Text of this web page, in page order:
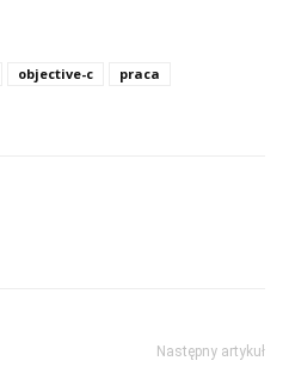
objective-c
praca
Następny artykuł